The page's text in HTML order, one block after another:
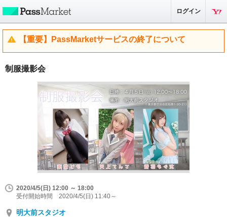
ログイン
【重要】PassMarketサービスの終了について
制服撮影会
2020/4/5(日) 12:00 ～ 18:00
受付開始時間 2020/4/5(日) 11:40～
明大前スタジオ